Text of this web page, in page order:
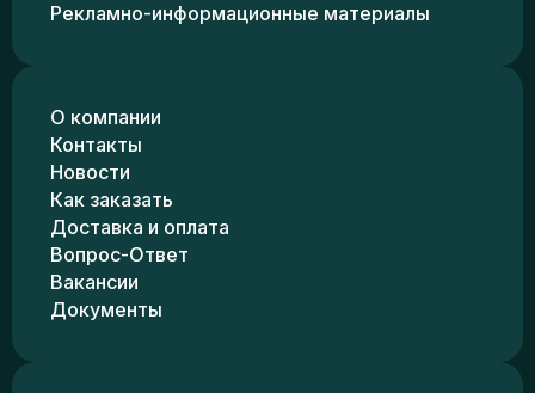
Рекламно-информационные материалы
О компании
Контакты
Новости
Как заказать
Доставка и оплата
Вопрос-Ответ
Вакансии
Документы